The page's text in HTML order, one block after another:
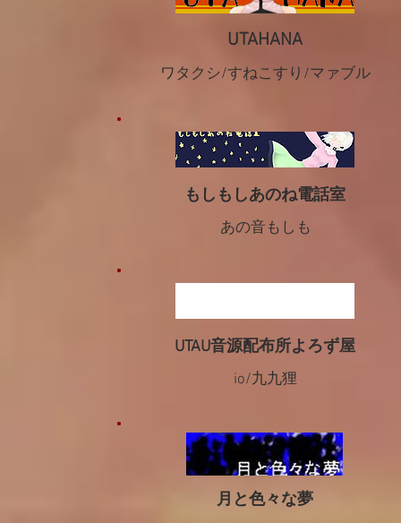
UTAHANA
ワタクシ/すねこすり/マァブル
もしもしあのね電話室
あの音もしも
UTAU音源配布所よろず屋
io/九九狸
月と色々な夢